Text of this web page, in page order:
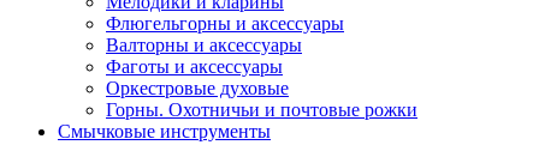
Флюгельгорны и аксессуары
Валторны и аксессуары
Фаготы и аксессуары
Оркестровые духовые
Горны. Охотничьи и почтовые рожки
Смычковые инструменты